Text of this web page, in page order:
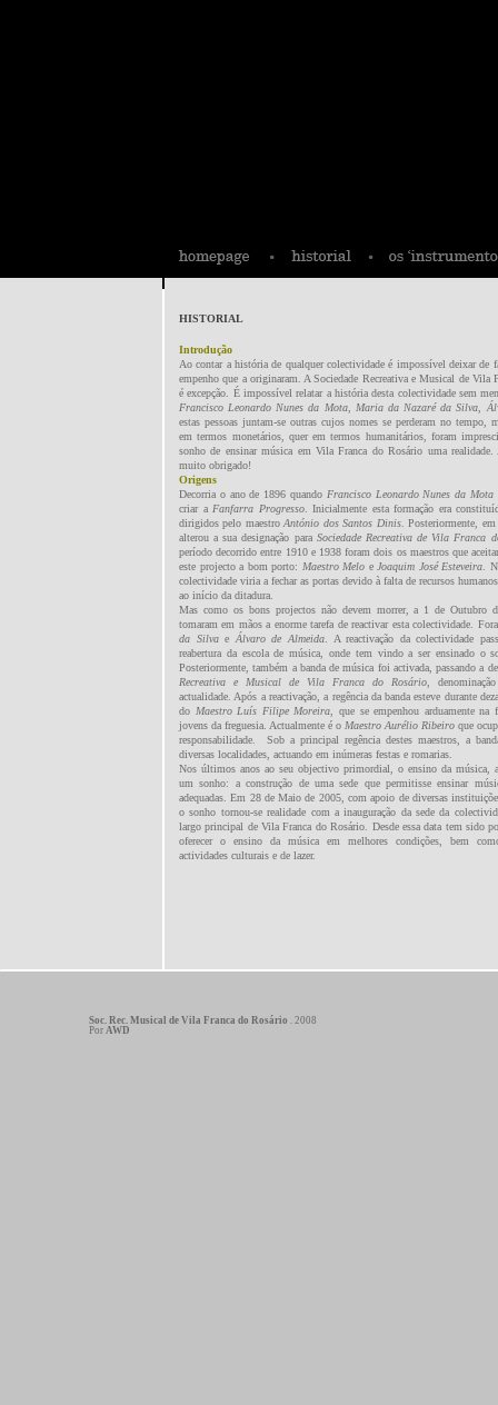
HISTORIAL
Introdução
Ao contar a história de qualquer colectividade é impossível deixar de
empenho que a originaram. A Sociedade Recreativa e Musical de Vila
é excepção. É impossível relatar a história desta colectividade sem
Francisco Leonardo Nunes da Mota, Maria da Nazaré da Silva
estas pessoas juntam-se outras cujos nomes se perderam no tempo,
em termos monetários, quer em termos humanitários, foram
sonho de ensinar música em Vila Franca do Rosário uma
muito obrigado!
Origens
Decorria o ano de 1896 quando Francisco Leonardo Nunes da Mota
criar a Fanfarra Progresso. Inicialmente esta formação era
dirigidos pelo maestroAntónio dos Santos Dinis. Posteriormente,
alterou a sua designação para Sociedade Recreativa de Vila Franca
período decorrido entre 1910 e 1938 foram dois os maestros que
este projecto a bom porto: Maestro Melo e Joaquim José Esteveira .
colectividade viria a fechar as portas devido à falta de recursos
ao início da ditadura.
Mas como os bons projectos não devem morrer, a 1 de Outubro
tomaram em mãos a enorme tarefa de reactivar esta colectividade.
da Silvae Álvaro de Almeida. A reactivação da colectividade
reabertura da escola de música, onde tem vindo a ser ensinado o
Posteriormente, também a banda de música foi activada, passando a
Recreativa e Musical de Vila Franca do Rosário ,
actualidade. Após a reactivação, a regência da banda esteve durante
do Maestro Luís Filipe Moreira , que se empenhou arduamente na
jovens da freguesia. Actualmente é o Maestro Aurélio Ribeiro que
responsabilidade.
Sob a principal regência destes maestros, a
diversas localidades, actuando em inúmeras festas e romarias.
Nos últimos anos ao seu objectivo primordial, o ensino da música,
um sonho: a construção de uma sede que permitisse ensinar
adequadas. Em 28 de Maio de 2005, com apoio de diversas
o sonho tornou-se realidade com a inauguração da sede da
largo principal de Vila Franca do Rosário. Desde essa data tem sido
oferecer o ensino da música em melhores condições, bem
actividades culturais e de lazer.
Soc. Rec. Musical de Vila Franca do Rosário . 2008
Por AWD